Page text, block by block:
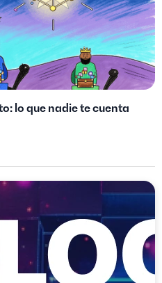
lo que nadie te cuenta